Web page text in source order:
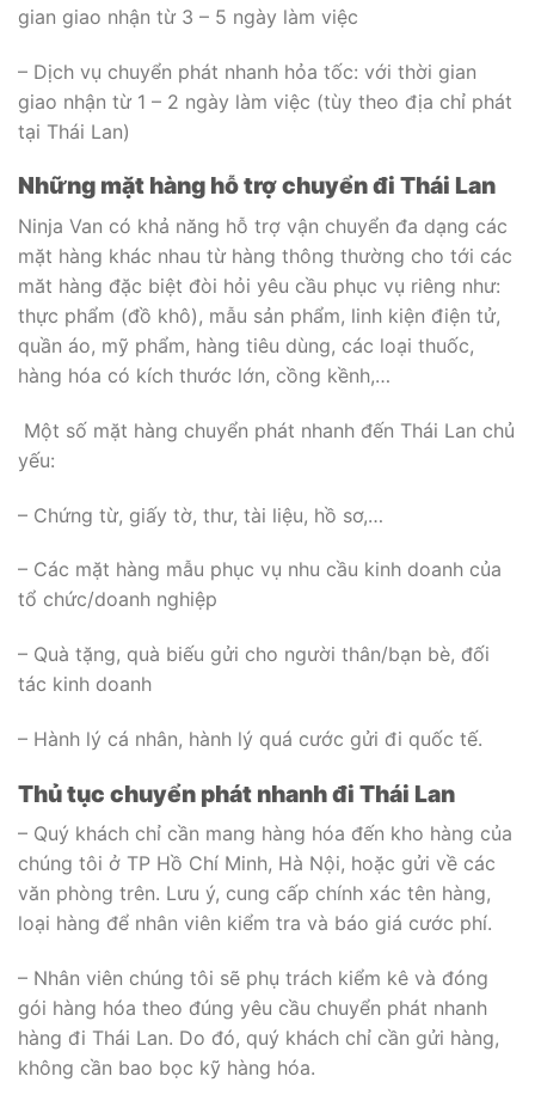
gian giao nhận từ 3 – 5 ngày làm việc
– Dịch vụ chuyển phát nhanh hỏa tốc: với thời gian
giao nhận từ 1 – 2 ngày làm việc (tùy theo địa chỉ phát
tại Thái Lan)
Những mặt hàng hỗ trợ chuyển đi Thái Lan
Ninja Van có khả năng hỗ trợ vận chuyển đa dạng các
mặt hàng khác nhau từ hàng thông thường cho tới các
măt hàng đặc biệt đòi hỏi yêu cầu phục vụ riêng như:
thực phẩm (đồ khô), mẫu sản phẩm, linh kiện điện tử,
quần áo, mỹ phẩm, hàng tiêu dùng, các loại thuốc,
hàng hóa có kích thước lớn, cồng kềnh,…
Một số mặt hàng chuyển phát nhanh đến Thái Lan chủ
yếu:
– Chứng từ, giấy tờ, thư, tài liệu, hồ sơ,…
– Các mặt hàng mẫu phục vụ nhu cầu kinh doanh của
tổ chức/doanh nghiệp
– Quà tặng, quà biếu gửi cho người thân/bạn bè, đối
tác kinh doanh
– Hành lý cá nhân, hành lý quá cước gửi đi quốc tế.
Thủ tục chuyển phát nhanh đi Thái Lan
– Quý khách chỉ cần mang hàng hóa đến kho hàng của
chúng tôi ở TP Hồ Chí Minh, Hà Nội, hoặc gửi về các
văn phòng trên. Lưu ý, cung cấp chính xác tên hàng,
loại hàng để nhân viên kiểm tra và báo giá cước phí.
– Nhân viên chúng tôi sẽ phụ trách kiểm kê và đóng
gói hàng hóa theo đúng yêu cầu chuyển phát nhanh
hàng đi Thái Lan. Do đó, quý khách chỉ cần gửi hàng,
không cần bao bọc kỹ hàng hóa.